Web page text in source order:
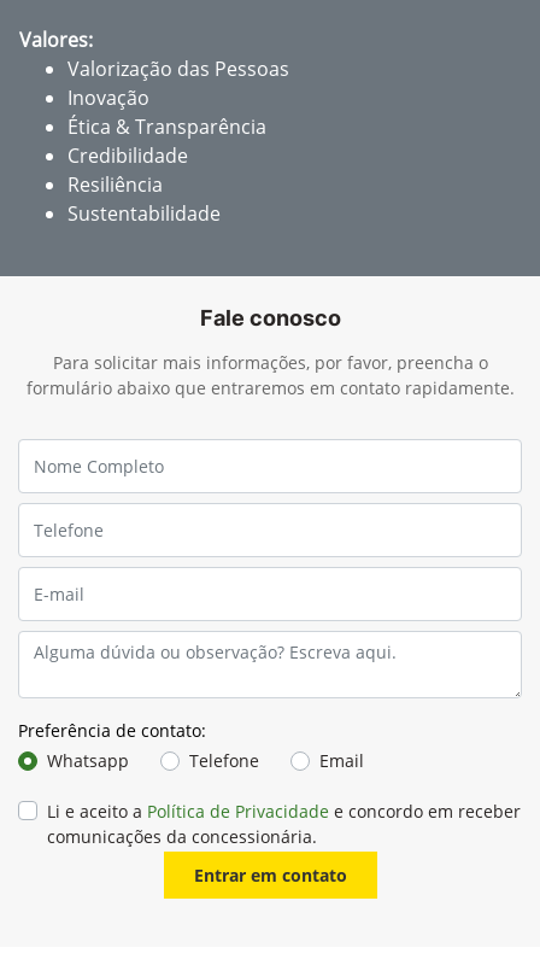
Valores:
Valorização das Pessoas
Inovação
Ética & Transparência
Credibilidade
Resiliência
Sustentabilidade
Fale conosco
Para solicitar mais informações, por favor, preencha o
formulário abaixo que entraremos em contato rapidamente.
Preferência de contato:
Whatsapp
Telefone Email
Li e aceito a Política de Privacidade e concordo em receber
comunicações da concessionária.
Entrar em contato